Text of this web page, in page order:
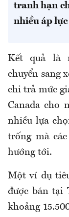
tranh hạn
nhiều áp
Kết quả là
chuyển sang
chi trả mức
Canada cho
nhiều lựa
trống mà
hướng tới.
Một ví dụ
được bán tại
khoảng